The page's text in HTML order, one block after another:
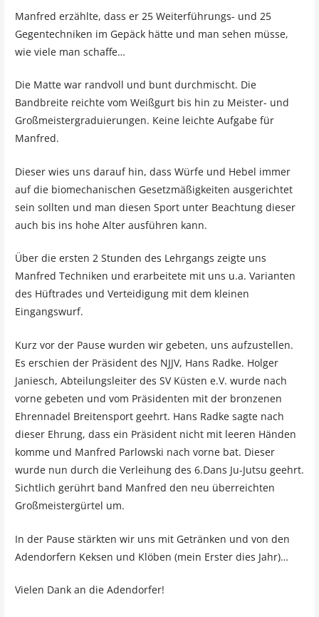
Manfred erzählte, dass er 25 Weiterführungs- und 25
Gegentechniken im Gepäck hätte und man sehen müsse,
wie viele man schaffe…
Die Matte war randvoll und bunt durchmischt. Die
Bandbreite reichte vom Weißgurt bis hin zu Meister- und
Großmeistergraduierungen. Keine leichte Aufgabe für
Manfred.
Dieser wies uns darauf hin, dass Würfe und Hebel immer
auf die biomechanischen Gesetzmäßigkeiten ausgerichtet
sein sollten und man diesen Sport unter Beachtung dieser
auch bis ins hohe Alter ausführen kann.
Über die ersten 2 Stunden des Lehrgangs zeigte uns
Manfred Techniken und erarbeitete mit uns u.a. Varianten
des Hüftrades und Verteidigung mit dem kleinen
Eingangswurf.
Kurz vor der Pause wurden wir gebeten, uns aufzustellen.
Es erschien der Präsident des NJJV, Hans Radke. Holger
Janiesch, Abteilungsleiter des SV Küsten e.V. wurde nach
vorne gebeten und vom Präsidenten mit der bronzenen
Ehrennadel Breitensport geehrt. Hans Radke sagte nach
dieser Ehrung, dass ein Präsident nicht mit leeren Händen
komme und Manfred Parlowski nach vorne bat. Dieser
wurde nun durch die Verleihung des 6.Dans Ju-Jutsu geehrt.
Sichtlich gerührt band Manfred den neu überreichten
Großmeistergürtel um.
In der Pause stärkten wir uns mit Getränken und von den
Adendorfern Keksen und Klöben (mein Erster dies Jahr)…
Vielen Dank an die Adendorfer!